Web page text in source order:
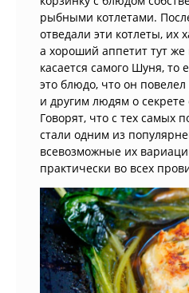
рыбными котлетами.
отведали эти котлеты, их
а хороший аппетит тут же
касается самого Шуня, то
это блюдо, что он
и другим людям о секрете
Говорят, что с тех самых
стали одним из
всевозможные их
практически во всех